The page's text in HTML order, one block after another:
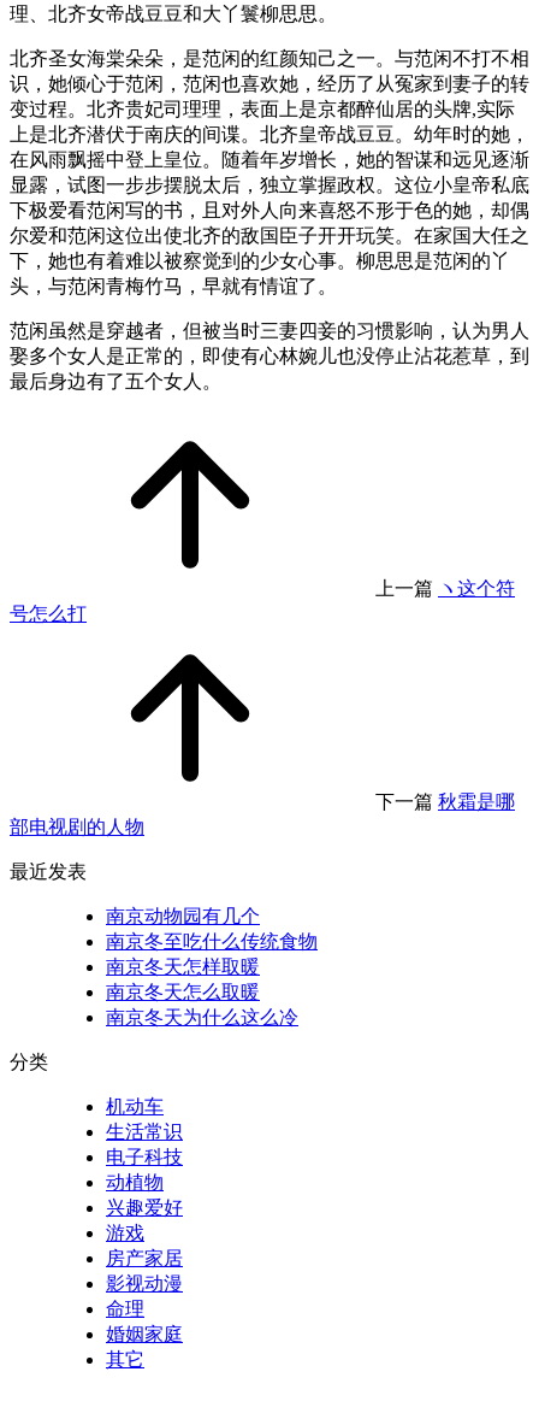
理、北齐女帝战豆豆和大丫鬟柳思思。
北齐圣女海棠朵朵，是范闲的红颜知己之一。与范闲不打不相
识，她倾心于范闲，范闲也喜欢她，经历了从冤家到妻子的转
变过程。北齐贵妃司理理，表面上是京都醉仙居的头牌,实际
上是北齐潜伏于南庆的间谍。北齐皇帝战豆豆。幼年时的她，
在风雨飘摇中登上皇位。随着年岁增长，她的智谋和远见逐渐
显露，试图一步步摆脱太后，独立掌握政权。这位小皇帝私底
下极爱看范闲写的书，且对外人向来喜怒不形于色的她，却偶
尔爱和范闲这位出使北齐的敌国臣子开开玩笑。在家国大任之
下，她也有着难以被察觉到的少女心事。柳思思是范闲的丫
头，与范闲青梅竹马，早就有情谊了。
范闲虽然是穿越者，但被当时三妻四妾的习惯影响，认为男人
娶多个女人是正常的，即使有心林婉儿也没停止沾花惹草，到
最后身边有了五个女人。
上一篇 ヽ这个符
号怎么打
下一篇 秋霜是哪
部电视剧的人物
最近发表
南京动物园有几个
南京冬至吃什么传统食物
南京冬天怎样取暖
南京冬天怎么取暖
南京冬天为什么这么冷
分类
机动车
生活常识
电子科技
动植物
兴趣爱好
游戏
房产家居
影视动漫
命理
婚姻家庭
其它